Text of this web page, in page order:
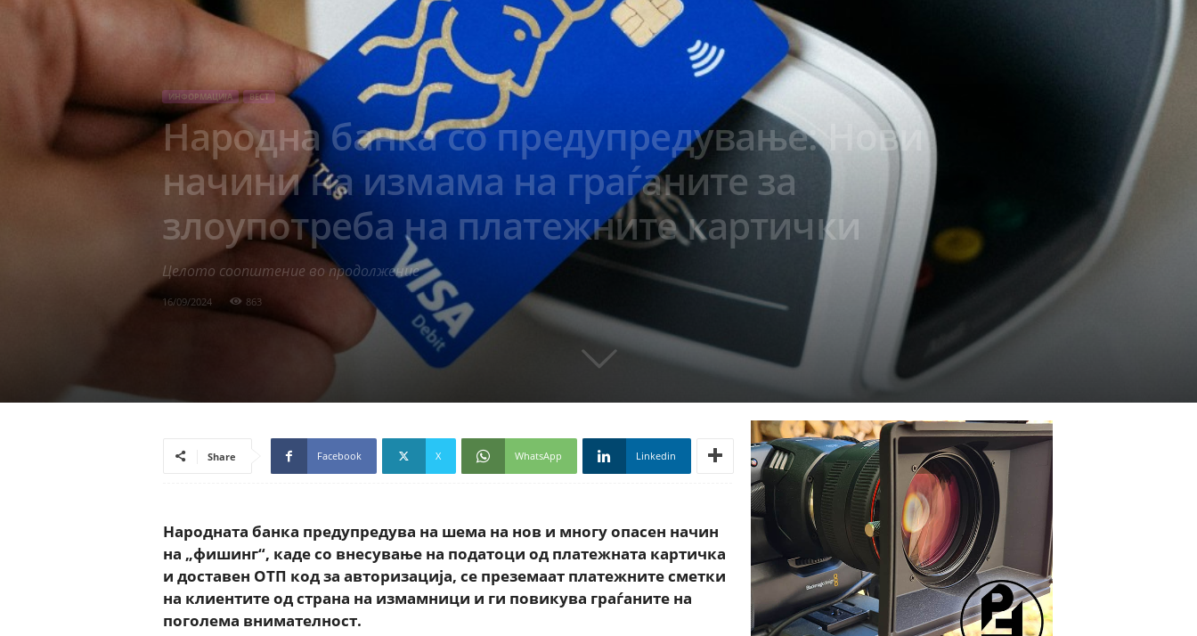
ИНФОРМАЦИЈА ВЕСТ
Народна банка со предупредување: Нови
начини на измама на граѓаните за
злоупотреба на платежните картички
Целото соопштение во продолжение
16/09/2024 863
Share Facebook X WhatsApp Linkedin
Народната банка предупредува на шема на нов и многу опасен начин
на „фишинг“, каде со внесување на податоци од платежната картичка
и доставен ОТП код за авторизација, се преземаат платежните сметки
на клиентите од страна на измамници и ги повикува граѓаните на
поголема внимателност.